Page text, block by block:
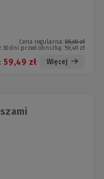
Cena regularna: 85,00 zł
30 dni przed obniżką: 59,49 zł
59,49 zł Więcej